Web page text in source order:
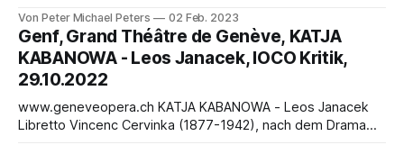
Sünders Reuetränen sind es, * die heut mit heil’gem Tau *
beträufet Flur und Au‘: * der liess sie so gedeihen. * Nun
freut sich alle Kreatur * auf des
Von Peter Michael Peters 02 Feb. 2023
Genf, Grand Théâtre de Genève, KATJA
KABANOWA - Leos Janacek, IOCO Kritik,
29.10.2022
www.geneveopera.ch KATJA KABANOWA - Leos Janacek
Libretto Vincenc Cervinka (1877-1942), nach dem Drama